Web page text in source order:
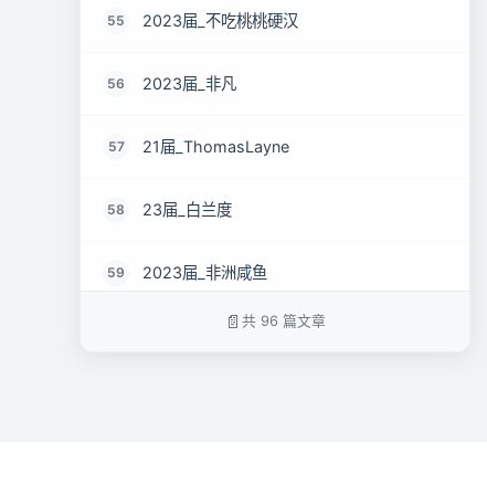
55 2023届_不吃桃桃硬汉
56 2023届_非凡
57 21届_ThomasLayne
58 23届_白兰度
59 2023届_非洲咸鱼
共 96 篇文章